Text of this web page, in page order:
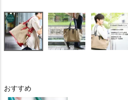
おすすめ